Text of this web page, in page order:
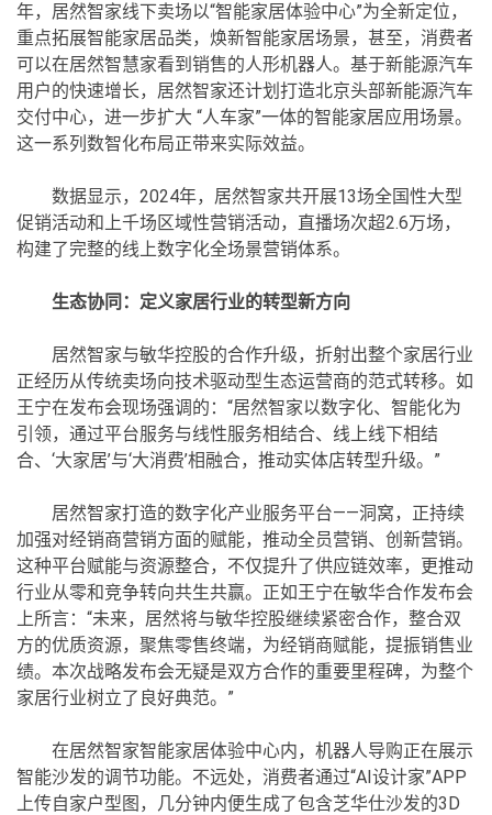
年，居然智家线下卖场以“智能家居体验中心”为全新定位，
重点拓展智能家居品类，焕新智能家居场景，甚至，消费者
可以在居然智慧家看到销售的人形机器人。基于新能源汽车
用户的快速增长，居然智家还计划打造北京头部新能源汽车
交付中心，进一步扩大 “人车家”一体的智能家居应用场景。
这一系列数智化布局正带来实际效益。
数据显示，2024年，居然智家共开展13场全国性大型
促销活动和上千场区域性营销活动，直播场次超2.6万场，
构建了完整的线上数字化全场景营销体系。
生态协同：定义家居行业的转型新方向
居然智家与敏华控股的合作升级，折射出整个家居行业
正经历从传统卖场向技术驱动型生态运营商的范式转移。如
王宁在发布会现场强调的：“居然智家以数字化、智能化为
引领，通过平台服务与线性服务相结合、线上线下相结
合、‘大家居’与‘大消费’相融合，推动实体店转型升级。”
居然智家打造的数字化产业服务平台——洞窝，正持续
加强对经销商营销方面的赋能，推动全员营销、创新营销。
这种平台赋能与资源整合，不仅提升了供应链效率，更推动
行业从零和竞争转向共生共赢。正如王宁在敏华合作发布会
上所言：“未来，居然将与敏华控股继续紧密合作，整合双
方的优质资源，聚焦零售终端，为经销商赋能，提振销售业
绩。本次战略发布会无疑是双方合作的重要里程碑，为整个
家居行业树立了良好典范。”
在居然智家智能家居体验中心内，机器人导购正在展示
智能沙发的调节功能。不远处，消费者通过“AI设计家”APP
上传自家户型图，几分钟内便生成了包含芝华仕沙发的3D